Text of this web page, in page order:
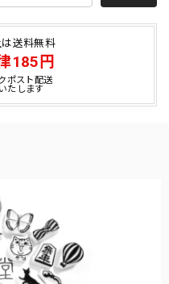
送料無料
185円
ポスト配送
たします